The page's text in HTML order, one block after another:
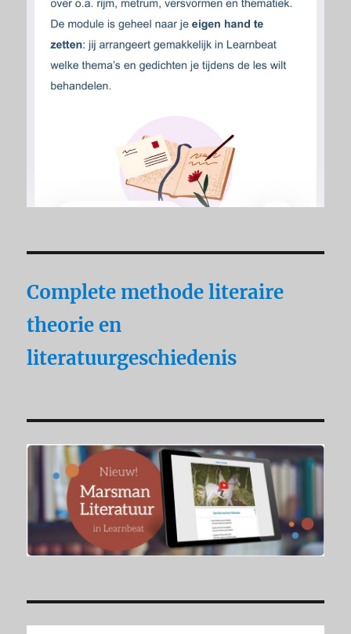
Complete methode literaire
theorie en
literatuurgeschiedenis